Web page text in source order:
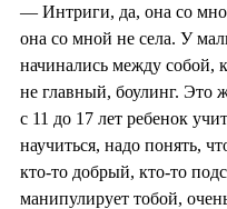
— Интриги, да, она со
она со мной не села. У
начинались между собой,
не главный, боулинг. Это
с 11 до 17 лет ребенок
научиться, надо понять,
кто-то добрый, кто-то
манипулирует тобой,